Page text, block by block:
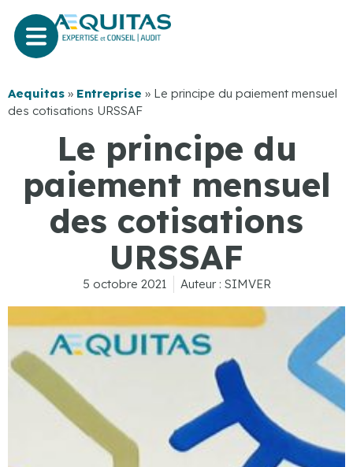
Aequitas » Entreprise » Le principe du paiement mensuel
des cotisations URSSAF
Le principe du
paiement mensuel
des cotisations
URSSAF
5 octobre 2021 Auteur : SIMVER